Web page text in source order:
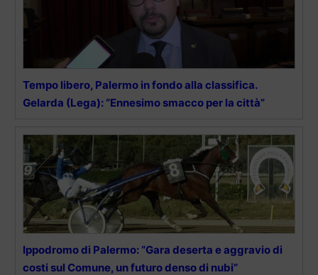
Tempo libero, Palermo in fondo alla classifica.
Gelarda (Lega): “Ennesimo smacco per la città”
Ippodromo di Palermo: “Gara deserta e aggravio di
costi sul Comune, un futuro denso di nubi”